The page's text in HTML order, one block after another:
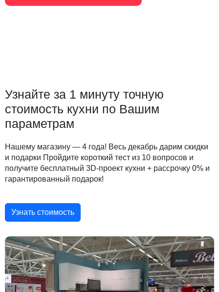
Узнайте за 1 минуту точную
стоимость кухни по Вашим
параметрам
Нашему магазину — 4 года! Весь декабрь дарим скидки
и подарки Пройдите короткий тест из 10 вопросов и
получите бесплатный 3D-проект кухни + рассрочку 0% и
гарантированный подарок!
Узнать стоимость